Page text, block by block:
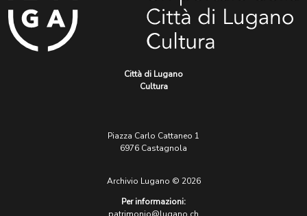
Città di Lugano
Cultura
Piazza Carlo Cattaneo 1
6976 Castagnola
Archivio Lugano © 2026
Per informazioni: